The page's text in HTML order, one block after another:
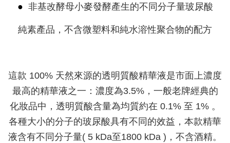
● 非基改酵母小麥發酵產生的不同分子量玻尿酸
純素產品，不含微塑料和純水溶性聚合物的配方
這款 100% 天然來源的透明質酸精華液是市面上濃度
最高的精華液之一：濃度為3.5%，一般老牌經典的
化妝品中，透明質酸含量為均質約在 0.1% 至 1% 。
各種大小的分子的玻尿酸具有不同的效益，本款精華
液含有不同分子量( 5 kDa至1800 kDa )，不含酒精。